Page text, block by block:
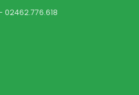
02462.776.618